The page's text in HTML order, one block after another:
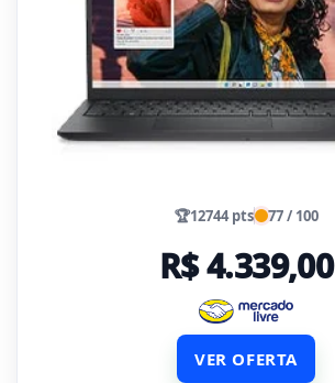
🏆12744 pts 77 / 100
R$ 4.339,00
VER OFERTA